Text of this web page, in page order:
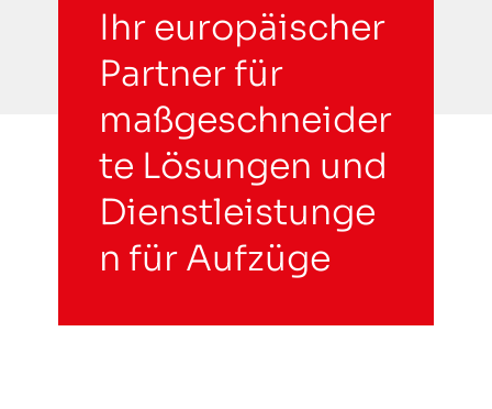
Ihr europäischer
Partner für
maßgeschneider
te Lösungen und
Dienstleistunge
n für Aufzüge